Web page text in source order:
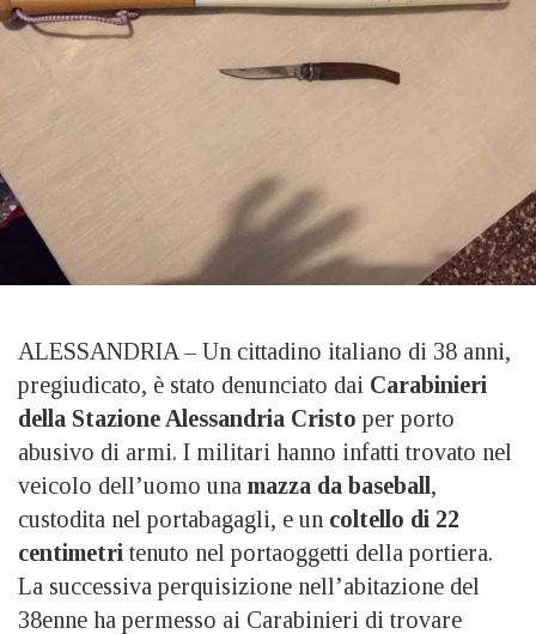
ALESSANDRIA – Un cittadino italiano di 38 anni,
pregiudicato, è stato denunciato dai Carabinieri
della Stazione Alessandria Cristo per porto
abusivo di armi. I militari hanno infatti trovato nel
veicolo dell’uomo una mazza da baseball ,
custodita nel portabagagli, e un coltello di 22
centimetri tenuto nel portaoggetti della portiera.
La successiva perquisizione nell’abitazione del
38enne ha permesso ai Carabinieri di trovare